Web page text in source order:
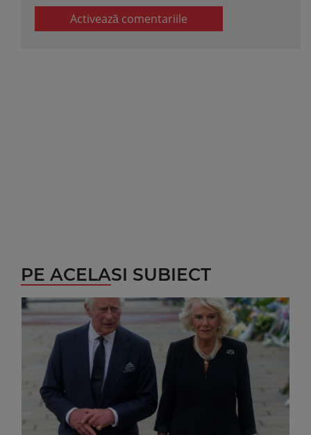
Activează comentariile
PE ACELASI SUBIECT